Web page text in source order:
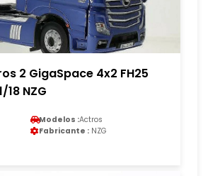
2 GigaSpace 4x2 FH25
NZG
Modelos :Actros
Fabricante : NZG